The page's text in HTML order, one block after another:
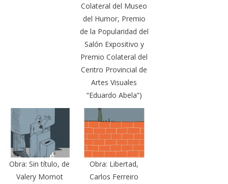
Colateral del Museo
del Humor, Premio
de la Popularidad del
Salón Expositivo y
Premio Colateral del
Centro Provincial de
Artes Visuales
“Eduardo Abela”)
Obra: Sin título, de
Valery Momot
Obra: Libertad,
Carlos Ferreiro